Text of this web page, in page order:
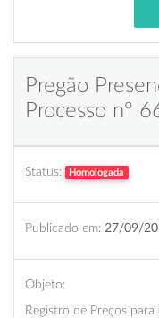
Pregão
Processo nº
Status: Homologada
Publicado em: 27/09/
Objeto:
Registro de Preços